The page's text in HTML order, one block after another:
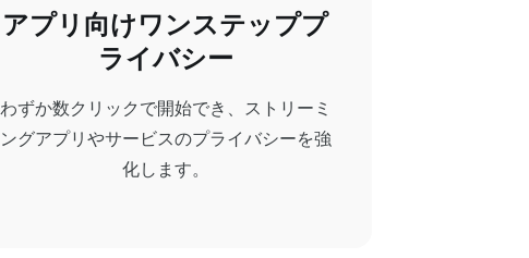
アプリ向けワンステッププ
ライバシー
わずか数クリックで開始でき、ストリーミ
ングアプリやサービスのプライバシーを強
化します。